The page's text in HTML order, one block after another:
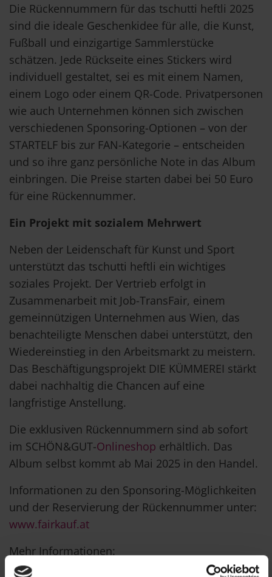
Die Rückennummern für das tschutti heftli 2025
sind die ideale Geschenkidee für alle, die Kunst,
Fußball und einzigartige Sammlerstücke
schätzen. Jede Rückseite eines Stickers wird
individuell gestaltet, sei es mit einem Namen,
einem Logo oder einem QR-Code. Privatpersonen
wie auch Unternehmen können sich zwischen
verschiedenen Sponsoring-Optionen – von der
STARTELF bis zur FAN-Kategorie – entscheiden
und so ihre ganz persönliche Note in das Album
einbringen. Die Preise starten dabei bei 50 Euro
für eine Rückennummer.
Ein Projekt mit sozialem Mehrwert
Neben der Leidenschaft für Kunst und Sport
unterstützt das tschutti heftli ein wichtiges
soziales Projekt. Der Vertrieb erfolgt in
Zusammenarbeit mit Job-TransFair, einem
gemeinnützigen Unternehmen aus Wien, das
benachteiligte Menschen dabei unterstützt, den
Wiedereinstieg in den Arbeitsmarkt zu meistern.
Das Beschäftigungsprojekt DIE KÜMMEREI stärkt
dabei nachhaltig die Chancen auf eine
langfristige Anstellung.
Die exklusiven Rückennummern sind ab sofort
im SCHÖN&GUT-Onlineshop erhältlich. Das
Album selbst kommt ab Mai 2025 in den Handel.
Informationen zu den Sponsoring-Möglichkeiten
und der Reservierung der Rückennummer unter:
www.fairkauf.at
Mehr Informationen:
www.tschuttiheft.li
www.jobtransfair.at|